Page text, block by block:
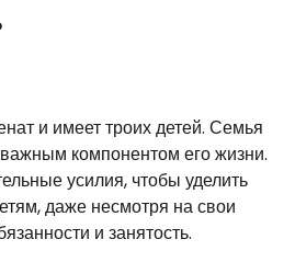
и имеет троих детей. Семья
компонентом его жизни.
усилия, чтобы уделить
даже несмотря на свои
и занятость.